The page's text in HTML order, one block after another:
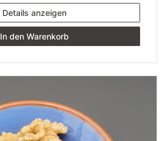
Details anzeigen
In den Warenkorb